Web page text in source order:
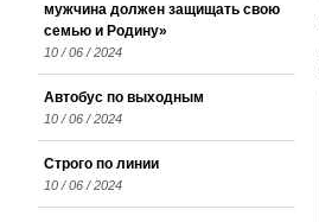
мужчина должен защищать свою
семью и Родину»
10 / 06 / 2024
Автобус по выходным
10 / 06 / 2024
Строго по линии
10 / 06 / 2024